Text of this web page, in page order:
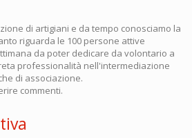
di artigiani e da tempo conosciamo la
riguarda le 100 persone attive
da poter dedicare da volontario a
professionalità nell'intermediazione
di associazione.
commenti.